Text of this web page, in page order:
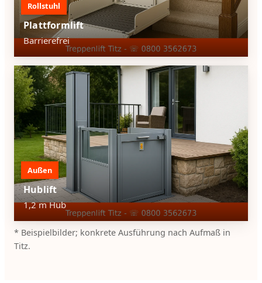
Rollstuhl
Plattformlift
Barrierefrei
Außen
Hublift
1,2 m Hub
* Beispielbilder; konkrete Ausführung nach Aufmaß in
Titz.